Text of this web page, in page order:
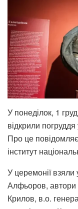
У понеділок, 1
відкрили
Про це повідомляє
інститут
У церемонії
Алфьоров, автори
Крилов, в.о.